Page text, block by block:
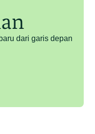
dari garis depan